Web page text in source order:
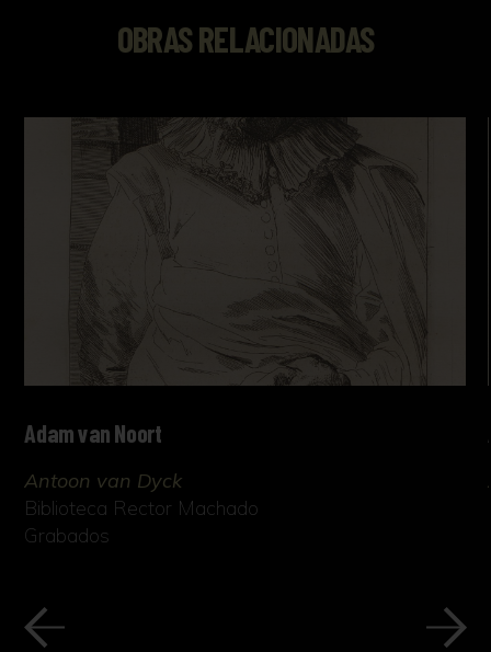
OBRAS RELACIONADAS
Adam van Noort
Antoon van Dyck
Biblioteca Rector Machado
Grabados